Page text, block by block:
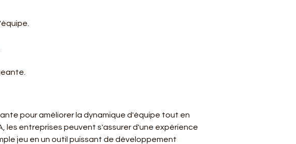
pour améliorer la dynamique d'équipe tout en
les entreprises peuvent s'assurer d'une expérience
jeu en un outil puissant de développement